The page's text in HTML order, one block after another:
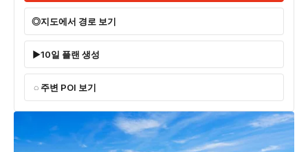
지도에서 경로 보기
10일 플랜 생성
주변 POI 보기